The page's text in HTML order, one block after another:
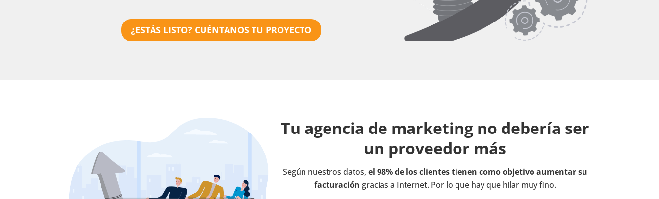
¿ESTÁS LISTO? CUÉNTANOS TU PROYECTO
Tu agencia de marketing no debería ser
un proveedor más
Según nuestros datos, el 98% de los clientes tienen como objetivo aumentar su
facturación gracias a Internet. Por lo que hay que hilar muy fino.